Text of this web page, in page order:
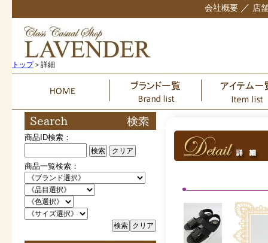
会社概要 ／ 店
トップ＞詳細
商品ID検索：
検索 クリア
商品一覧検索：
クリア
検索